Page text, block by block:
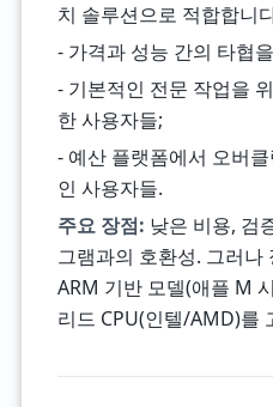
치 솔루션으로 적합합니
- 가격과 성능 간의 타협
- 기본적인 전문 작업을
한 사용자들;
- 예산 플랫폼에서 오버
인 사용자들.
주요 장점: 낮은 비용, 검
그램과의 호환성. 그러나
ARM 기반 모델(애플 M
리드 CPU(인텔/AMD)를